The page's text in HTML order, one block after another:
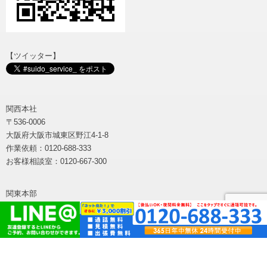
【ツイッター】
関西本社
〒536-0006
大阪府大阪市城東区野江4-1-8
作業依頼：0120-688-333
お客様相談室：0120-667-300
関東本部
〒115-005
東京都北区赤羽1-52-1